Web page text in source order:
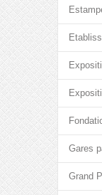
Gares
Grand